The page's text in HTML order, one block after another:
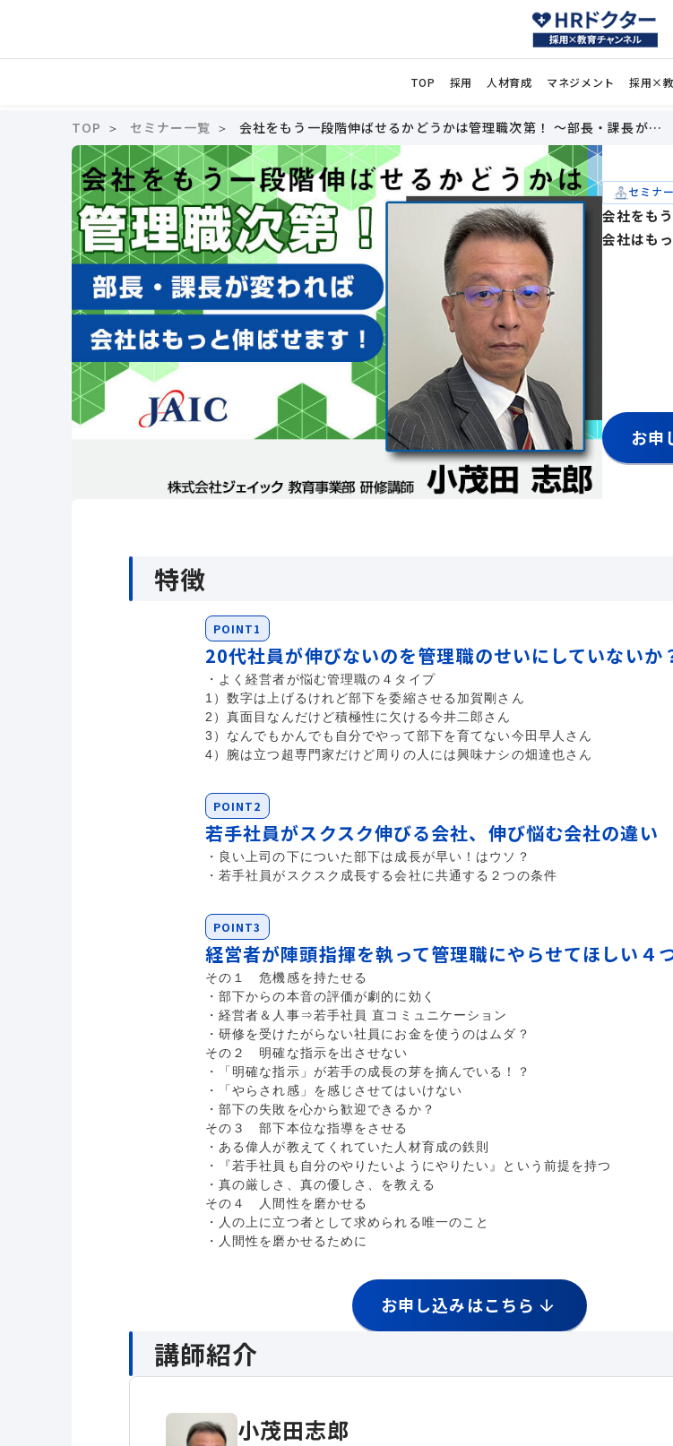
TOP 採用 人材育成 マネジメント 採用×
TOP セミナー一覧 会社をもう一段階伸ばせるかどうかは管理職次第！ ～部長・課長が…
セミナー
会社をも
会社はも
お申
特徴
POINT1
20代社員が伸びないのを管理職のせいにしていないか
・よく経営者が悩む管理職の４タイプ
1）数字は上げるけれど部下を委縮させる加賀剛さん
2）真面目なんだけど積極性に欠ける今井二郎さん
3）なんでもかんでも自分でやって部下を育てない今田早人さん
4）腕は立つ超専門家だけど周りの人には興味ナシの畑達也さん
POINT2
若手社員がスクスク伸びる会社、伸び悩む会社の違い
・良い上司の下についた部下は成長が早い！はウソ？
・若手社員がスクスク成長する会社に共通する２つの条件
POINT3
経営者が陣頭指揮を執って管理職にやらせてほしい４
その１ 危機感を持たせる
・部下からの本音の評価が劇的に効く
・経営者＆人事⇒若手社員 直コミュニケーション
・研修を受けたがらない社員にお金を使うのはムダ？
その２ 明確な指示を出させない
・「明確な指示」が若手の成長の芽を摘んでいる！？
・「やらされ感」を感じさせてはいけない
・部下の失敗を心から歓迎できるか？
その３ 部下本位な指導をさせる
・ある偉人が教えてくれていた人材育成の鉄則
・『若手社員も自分のやりたいようにやりたい』という前提を持つ
・真の厳しさ、真の優しさ、を教える
その４ 人間性を磨かせる
・人の上に立つ者として求められる唯一のこと
・人間性を磨かせるために
お申し込みはこちら
講師紹介
小茂田志郎